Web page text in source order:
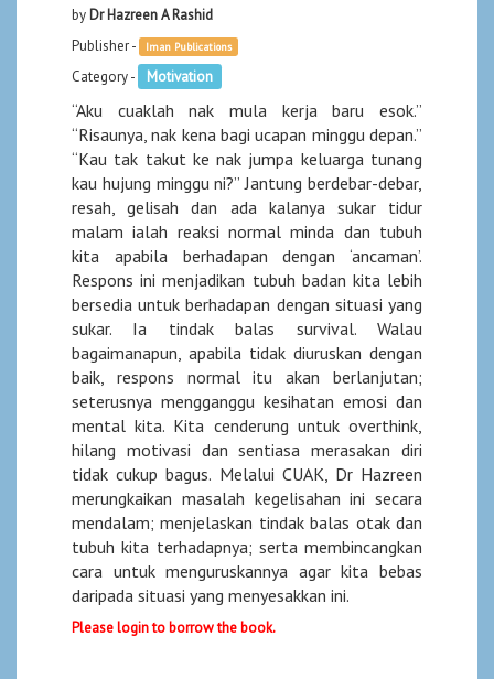
by Dr Hazreen A Rashid
Publisher -
Iman Publications
Category - Motivation
“Aku cuaklah nak mula kerja baru esok.”
“Risaunya, nak kena bagi ucapan minggu depan.”
“Kau tak takut ke nak jumpa keluarga tunang
kau hujung minggu ni?” Jantung berdebar-debar,
resah, gelisah dan ada kalanya sukar tidur
malam ialah reaksi normal minda dan tubuh
kita apabila berhadapan dengan ‘ancaman’.
Respons ini menjadikan tubuh badan kita lebih
bersedia untuk berhadapan dengan situasi yang
sukar. Ia tindak balas survival. Walau
bagaimanapun, apabila tidak diuruskan dengan
baik, respons normal itu akan berlanjutan;
seterusnya mengganggu kesihatan emosi dan
mental kita. Kita cenderung untuk overthink,
hilang motivasi dan sentiasa merasakan diri
tidak cukup bagus. Melalui CUAK, Dr Hazreen
merungkaikan masalah kegelisahan ini secara
mendalam; menjelaskan tindak balas otak dan
tubuh kita terhadapnya; serta membincangkan
cara untuk menguruskannya agar kita bebas
daripada situasi yang menyesakkan ini.
Please login to borrow the book.